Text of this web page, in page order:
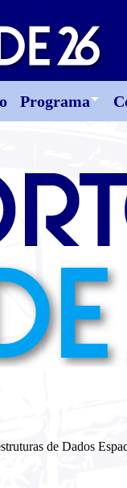
Programa
de Dados